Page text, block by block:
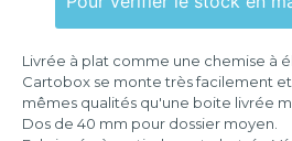
mm
Dos
:
40
mm
Livrée à plat comme une chemise à
Cartobox se monte très facilement
mêmes qualités qu'une boite livrée
Dos de 40 mm pour dossier moyen.